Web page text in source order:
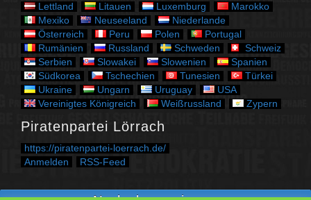
Lettland
Litauen Luxemburg
Marokko
Mexiko
Neuseeland
Niederlande
Österreich
Peru Polen
Portugal
Rumänien
Russland Schweden
Schweiz
Serbien
Slowakei Slowenien
Spanien
Südkorea
Tschechien Tunesien
Türkei
Ukraine
Ungarn Uruguay
USA
Vereinigtes Königreich
Weißrussland Zypern
Piratenpartei Lörrach
https://piratenpartei-loerrach.de/
Anmelden RSS-Feed